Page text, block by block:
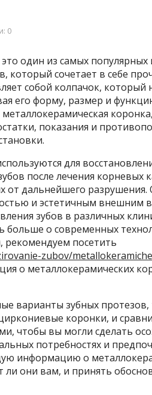
0
один из самых
который сочетает в себе
собой колпачок, который
его форму, размер и
показания и
для
после лечения корневых
от дальнейшего
и эстетичным внешним
зубов в различных
больше о современных
рекомендуем посетить
zubov/
о металлокерамических
варианты зубных протезов,
коронки, и
чтобы вы могли сделать
потребностях и
информацию о
ли они вам, и принять